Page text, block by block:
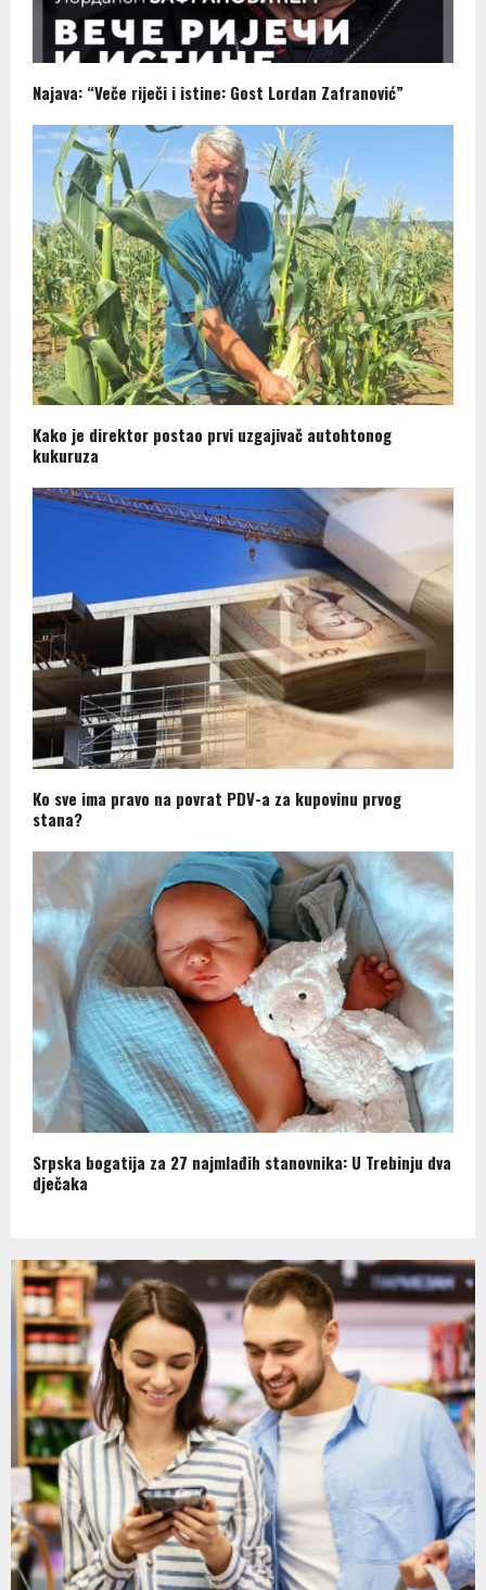
Najava: “Veče riječi i istine: Gost Lordan Zafranović”
Kako je direktor postao prvi uzgajivač autohtonog
kukuruza
Ko sve ima pravo na povrat PDV-a za kupovinu prvog
stana?
Srpska bogatija za 27 najmlađih stanovnika: U Trebinju dva
dječaka